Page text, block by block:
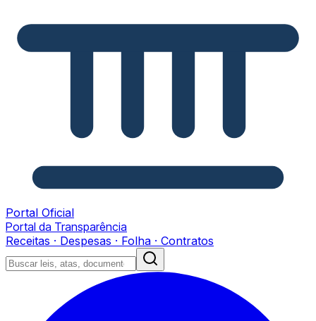
Portal Oficial
Portal da Transparência
Receitas · Despesas · Folha · Contratos